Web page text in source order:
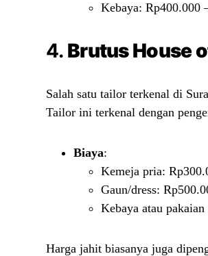
Kebaya: Rp400.000
4. Brutus House
Salah satu tailor terkenal di
Tailor ini terkenal dengan
Biaya:
Kemeja pria:
Gaun/dress:
Kebaya atau
Harga jahit biasanya juga